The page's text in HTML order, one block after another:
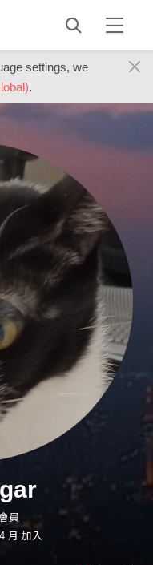
settings, we
.
員
月 加入